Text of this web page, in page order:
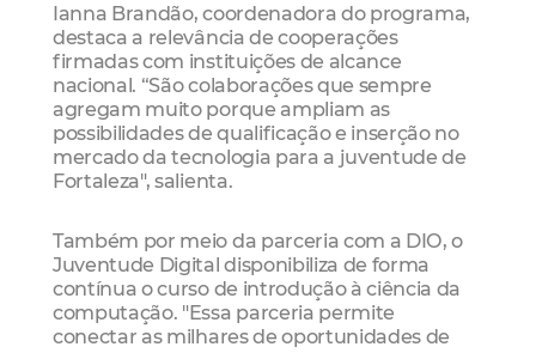
Ianna Brandão, coordenadora do programa,
destaca a relevância de cooperações
firmadas com instituições de alcance
nacional. “São colaborações que sempre
agregam muito porque ampliam as
possibilidades de qualificação e inserção no
mercado da tecnologia para a juventude de
Fortaleza", salienta.
Também por meio da parceria com a DIO, o
Juventude Digital disponibiliza de forma
contínua o curso de introdução à ciência da
computação. "Essa parceria permite
conectar as milhares de oportunidades de